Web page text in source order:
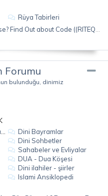
Rüya Tabirleri
Code ((RITEQH6J)) & Unlock Your €15 Bonus
Forumu
bulunduğu, dinimiz
Dini Bayramlar
Dini Sohbetler
Sahabeler ve Evliyalar
DUA - Dua Köşesi
Dini ilahiler - şiirler
Islami Ansiklopedi